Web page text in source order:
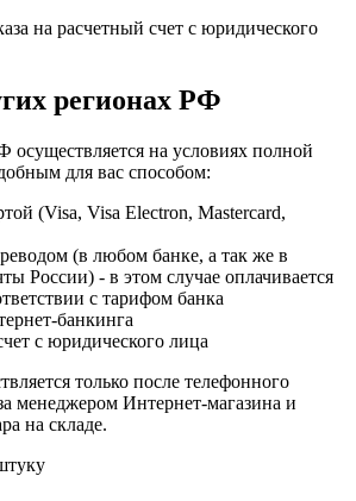
на расчетный счет с юридического
регионах РФ
осуществляется на условиях полной
для вас способом:
(Visa, Visa Electron, Mastercard,
(в любом банке, а так же в
России) - в этом случае оплачивается
с тарифом банка
банкинга
с юридического лица
только после телефонного
менеджером Интернет-магазина и
на складе.